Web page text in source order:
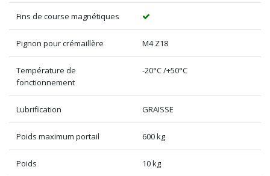
Fins de course magnétiques
Pignon pour crémaillère M4 Z18
Température de
fonctionnement
-20°C /+50°C
Lubrification GRAISSE
Poids maximum portail 600 kg
Poids 10 kg